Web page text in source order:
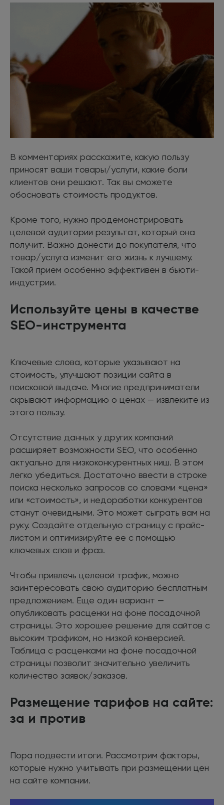
В комментариях расскажите, какую пользу
приносят ваши товары/услуги, какие боли
клиентов они решают. Так вы сможете
обосновать стоимость продуктов.
Кроме того, нужно продемонстрировать
целевой аудитории результат, который она
получит. Важно донести до покупателя, что
товар/услуга изменит его жизнь к лучшему.
Такой прием особенно эффективен в бьюти-
индустрии.
Используйте цены в качестве
SEO-инструмента
Ключевые слова, которые указывают на
стоимость, улучшают позиции сайта в
поисковой выдаче. Многие предприниматели
скрывают информацию о ценах — извлеките из
этого пользу.
Отсутствие данных у других компаний
расширяет возможности SEO, что особенно
актуально для низкоконкурентных ниш. В этом
легко убедиться. Достаточно ввести в строке
поиска несколько запросов со словами «цена»
или «стоимость», и недоработки конкурентов
станут очевидными. Это может сыграть вам на
руку. Создайте отдельную страницу с прайс-
листом и оптимизируйте ее с помощью
ключевых слов и фраз.
Чтобы привлечь целевой трафик, можно
заинтересовать свою аудиторию бесплатным
предложением. Еще один вариант —
опубликовать расценки на фоне посадочной
страницы. Это хорошее решение для сайтов с
высоким трафиком, но низкой конверсией.
Таблица с расценками на фоне посадочной
страницы позволит значительно увеличить
количество заявок/заказов.
Размещение тарифов на сайте:
за и против
Пора подвести итоги. Рассмотрим факторы,
которые нужно учитывать при размещении цен
на сайте компании.